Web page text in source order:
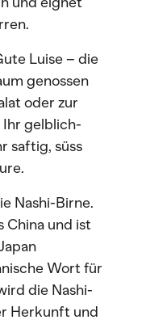
Luise – die
genossen
oder zur
gelblich-
saftig, süss
Nashi-Birne.
China und ist
Wort für
die Nashi-
Herkunft und